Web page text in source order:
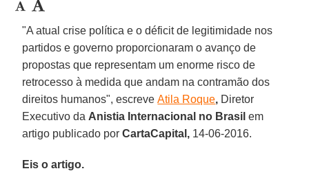
"A atual crise política e o déficit de legitimidade nos
partidos e governo proporcionaram o avanço de
propostas que representam um enorme risco de
retrocesso à medida que andam na contramão dos
direitos humanos", escreveAtila Roque, Diretor
Executivo da Anistia Internacional no Brasil em
artigo publicado porCartaCapital, 14-06-2016.
Eis o artigo.